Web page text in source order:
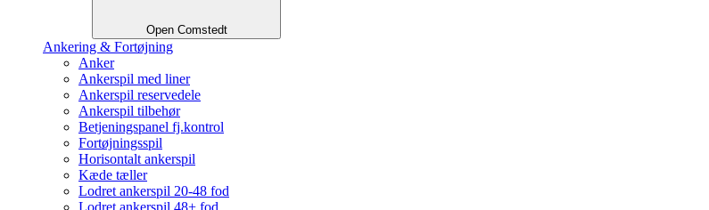
Open Comstedt
Ankering & Fortøjning
Anker
Ankerspil med liner
Ankerspil reservedele
Ankerspil tilbehør
Betjeningspanel fj.kontrol
Fortøjningsspil
Horisontalt ankerspil
Kæde tæller
Lodret ankerspil 20-48 fod
Lodret ankerspil 48+ fod